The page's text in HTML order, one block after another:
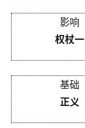
影响
权杖一
基础
正义